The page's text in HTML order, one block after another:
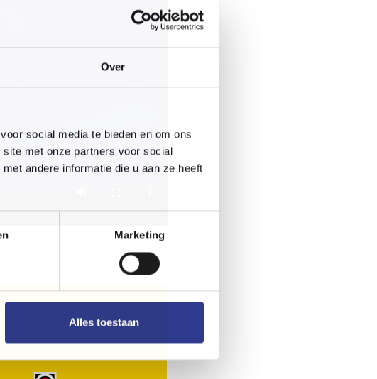
Over
social media te bieden en om ons
met onze partners voor social
andere informatie die u aan ze heeft
Marketing
Alles toestaan